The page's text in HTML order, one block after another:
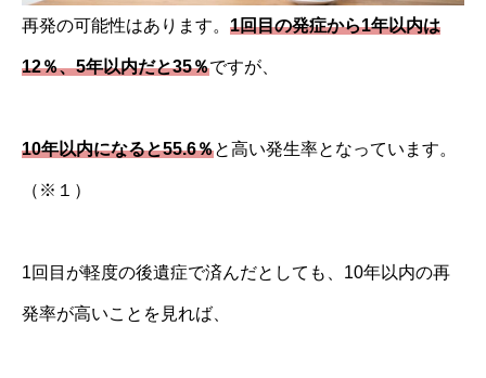
再発の可能性はあります。 1回目の発症から1年以内は
12％、5年以内だと35％ですが、
10年以内になると55.6％と高い発生率となっています。
（※１）
1回目が軽度の後遺症で済んだとしても、10年以内の再
発率が高いことを見れば、